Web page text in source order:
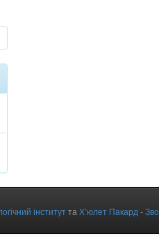
інститутта Х’юлет Пакард -